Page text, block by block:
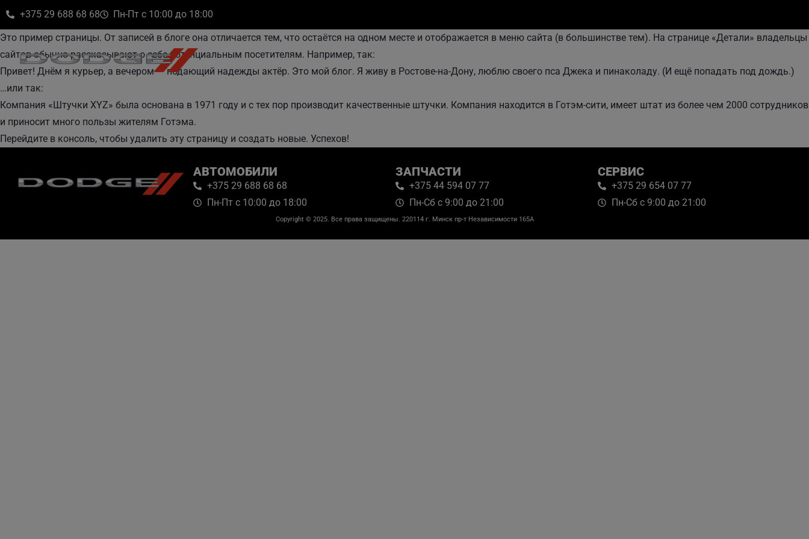
+375 29 688 68 68 Пн-Пт с 10:00 до 18:00
Это пример страницы. От записей в блоге она отличается тем, что остаётся на одном месте и отображается в меню сайта (в большинстве тем). На странице «Детали» владельцы
сайтов обычно рассказывают о себе потенциальным посетителям. Например, так:
Привет! Днём я курьер, а вечером — подающий надежды актёр. Это мой блог. Я живу в Ростове-на-Дону, люблю своего пса Джека и пинаколаду. (И ещё попадать под дождь.)
…или так:
Компания «Штучки XYZ» была основана в 1971 году и с тех пор производит качественные штучки. Компания находится в Готэм-сити, имеет штат из более чем 2000 сотрудников
и приносит много пользы жителям Готэма.
Перейдите в консоль, чтобы удалить эту страницу и создать новые. Успехов!
АВТОМОБИЛИ
+375 29 688 68 68
Пн-Пт с 10:00 до 18:00
ЗАПЧАСТИ
+375 44 594 07 77
Пн-Сб с 9:00 до 21:00
СЕРВИС
+375 29 654 07 77
Пн-Сб с 9:00 до 21:00
Copyright © 2025. Все права защищены. 220114 г. Минск пр-т Независимости 165А